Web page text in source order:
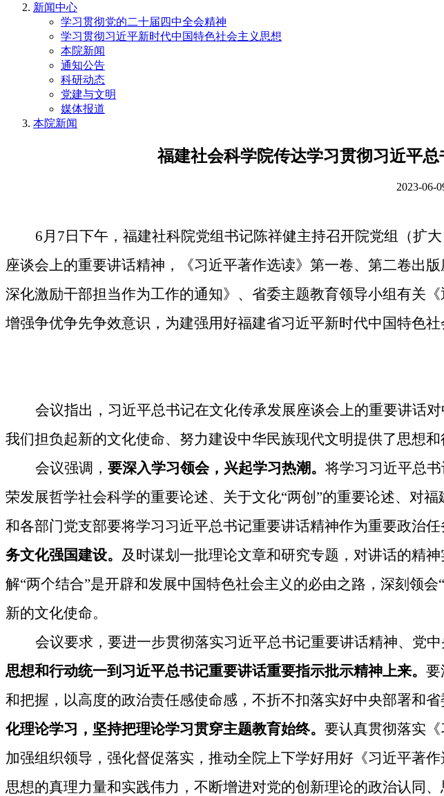
新闻中心
学习贯彻党的二十届四中全会精神
学习贯彻习近平新时代中国特色社会主义思想
本院新闻
通知公告
科研动态
党建与文明
媒体报道
本院新闻
福建社会科学院传达学习贯彻习近平
2023-06-
6月7日下午，福建社科院党组书记陈祥健主持召开院党组（扩
座谈会上的重要讲话精神，《习近平著作选读》第一卷、第二卷出
深化激励干部担当作为工作的通知》 、 省委主题教育领导小组有关
增强争优争先争效意识，为建强用好福建省习近平新时代中国特色
会议指出， 习近平总书记在文化传承发展座谈会上的重要讲话
我们担负起新的文化使命、努力建设中华民族现代文明提供了思想
会议强调， 要深入学习领会，兴起学习热潮。 将学习习近平总
荣发展哲学社会科学的重要论述、关于文化“两创”的重要论述、对
和各部门党支部要将学习习近平总书记重要讲话精神作为重要政治
务文化强国建设。 及时谋划一批理论文章和研究专题 ，对讲话的精
解“两个结合”是开辟和发展中国特色社会主义的必由之路，深刻领
新的文化使命。
会议要求，要进一步贯彻落实习近平总书记重要讲话精神、党
思想和行动统一到习近平总书记重要讲话重要指示批示精神上来。 要
和把握，以高度的政治责任感使命感，不折不扣落实好中央部署和
化理论学习，坚持把理论学习贯穿主题教育始终。 要认真贯彻落实
加强组织领导，强化督促落实，推动全院上下学好用好《习近平著
思想的真理力量和实践伟力，不断增进对党的创新理论的政治认同